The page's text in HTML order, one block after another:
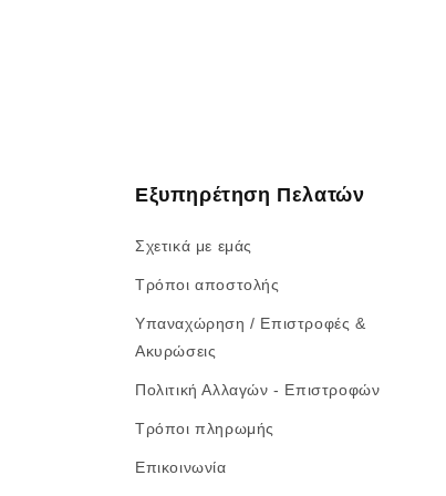
Εξυπηρέτηση Πελατών
Σχετικά με εμάς
Τρόποι αποστολής
Υπαναχώρηση / Επιστροφές &
Ακυρώσεις
Πολιτική Αλλαγών - Επιστροφών
Τρόποι πληρωμής
Επικοινωνία